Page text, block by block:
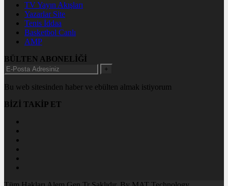
TV Yayın Akışları
Yazarlar Site
Tenis İddaa
Basketbol Canlı
AMP
BÜLTEN ABONELİĞİ
+
Bu web sitesinden haber ve ebülten almak istiyorum
BİZİ TAKİP ET